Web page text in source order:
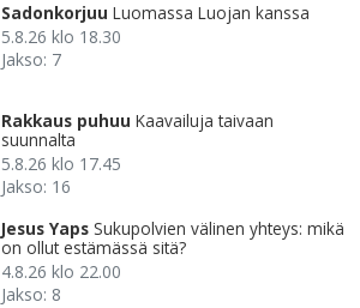
Sadonkorjuu Luomassa Luojan kanssa
5.8.26 klo 18.30
Jakso: 7
Rakkaus puhuu Kaavailuja taivaan
suunnalta
5.8.26 klo 17.45
Jakso: 16
Jesus Yaps Sukupolvien välinen yhteys: mikä
on ollut estämässä sitä?
4.8.26 klo 22.00
Jakso: 8